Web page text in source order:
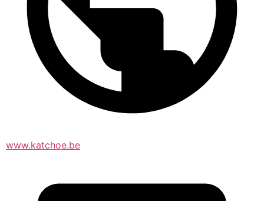
www.katchoe.be